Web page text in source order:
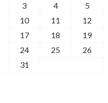
3 4
5
10 11
12
17 18
19
24 25
26
31